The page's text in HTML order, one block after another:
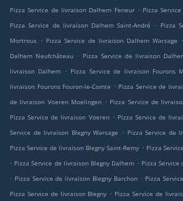
Pizza Service de livraison Dalhem Feneur . Pizza
Pizza Service de livraison Dalhem Saint-André
. Pizza
Mortroux . Pizza Service de livraison Dalhem Warsage .
Dalhem Neufchâteau . Pizza Service de livraison
livraison Dalhem
. Pizza Service de livraison Fourons
livraison Fourons Fouron-le-Comte . Pizza Service de
de livraison Voeren Moelingen . Pizza Service de
Pizza Service de livraison Voeren . Pizza Service de
Service de livraison Blegny Warsage
. Pizza Service de
Pizza Service de livraison Blegny Saint-Remy . Pizza
. Pizza Service de livraison Blegny Dalhem . Pizza
. Pizza Service de livraison Blegny Barchon . Pizza
Pizza Service de livraison Blegny . Pizza Service de